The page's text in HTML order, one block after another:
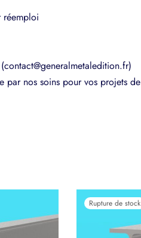
réemploi
par nos soins pour vos projets
Rupture de stock